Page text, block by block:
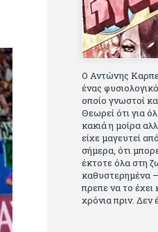
Ο Αντώνης
ένας
οποίο γνωστοί
Θεωρεί ότι για
κακιά η μοίρα
είχε μαγευτεί
σήμερα, ότι
έκτοτε όλα στη
καθυστερημένα
πρεπε να το
χρόνια πριν.
ζωή του, ούτε
παιδικά χρόνια